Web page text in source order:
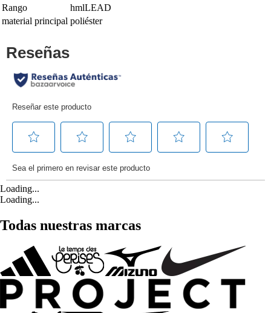
Rango
hmlLEAD
material principal poliéster
Loading...
Loading...
Todas nuestras marcas